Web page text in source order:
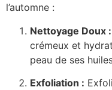
l’automne :
Nettoyage Doux :
crémeux et
peau de ses
Exfoliation :